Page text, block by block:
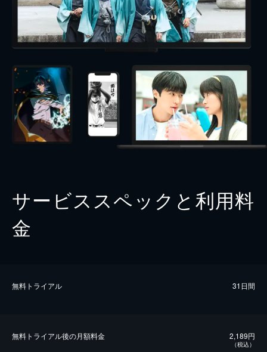
サービススペックと利用料
金
無料トライアル 31日間
無料トライアル後の⽉額料金 2,189円
（税込）